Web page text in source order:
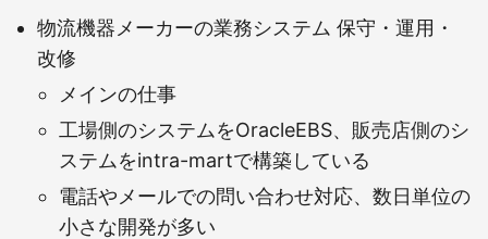
物流機器メーカーの業務システム 保守・運用・
改修
メインの仕事
工場側のシステムをOracleEBS、販売店側のシ
ステムをintra-martで構築している
電話やメールでの問い合わせ対応、数日単位の
小さな開発が多い